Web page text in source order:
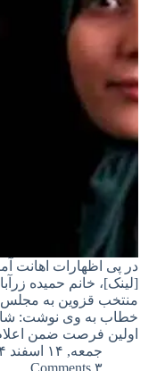
در پی اظهارات اهانت
[لینک]، خانم حمیده
منتخب قزوین به مجلس
خطاب به وی نوشت:
اولین فرصت ضمن
جمعه, ۱۴ اسفند ۱۳۹۴ – ۱۴:۴۹
۳ Comments